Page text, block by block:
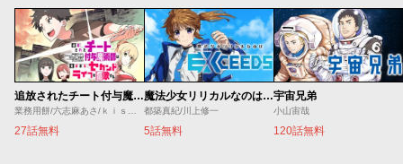
追放されたチート付与魔術師は気ままなセカンドライフを謳歌する。 ～俺は武器だけじゃなく、あらゆるものに『強化ポイント』を付与できるし、俺の意思でいつでも効果を解除できるけど、残った人たち大丈夫？～
27話無料
魔法少女リリカルなのは EXCEEDS
都築真紀/川上修一
5話無料
宇宙兄弟
小山宙哉
120話無料